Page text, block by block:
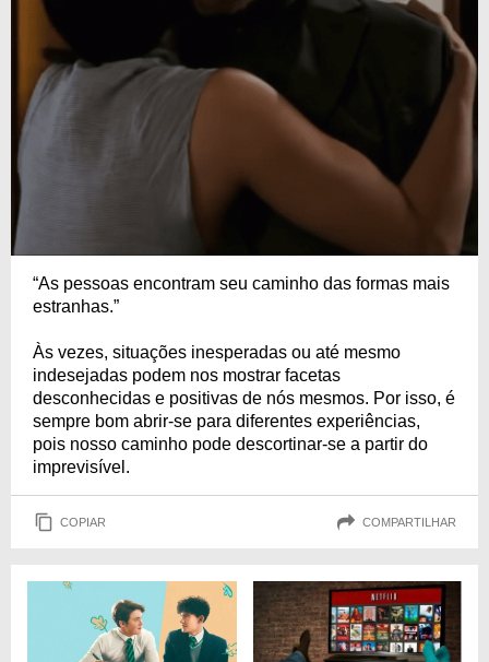
“As pessoas encontram seu caminho das formas mais
estranhas.”
Às vezes, situações inesperadas ou até mesmo
indesejadas podem nos mostrar facetas
desconhecidas e positivas de nós mesmos. Por isso, é
sempre bom abrir-se para diferentes experiências,
pois nosso caminho pode descortinar-se a partir do
imprevisível.
COPIAR COMPARTILHAR